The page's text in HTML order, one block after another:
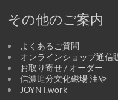
その他のご案内
よくあるご質問
オンラインショップ通信
お取り寄せ / オーダー
信濃追分文化磁場 油や
JOYNT.work